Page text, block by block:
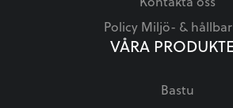
Policy Miljö- &
VÅRA
Bastu